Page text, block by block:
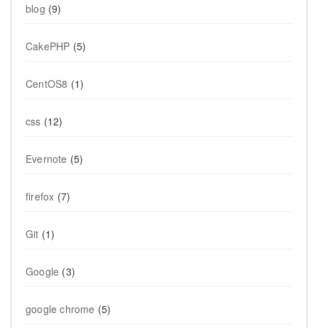
blog (9)
CakePHP (5)
CentOS8 (1)
css (12)
Evernote (5)
firefox (7)
Git (1)
Google (3)
google chrome (5)